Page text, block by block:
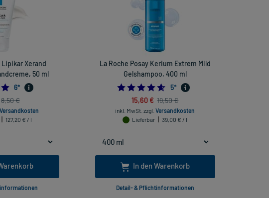
Lipikar Xerand
50 ml
5.0
6*
8,50 €
Versandkosten
127,20 € / l
La Roche Posay Kerium Extrem Mild
Gelshampoo, 400 ml
4.6
5*
15,60 € 19,50 €
inkl. MwSt. zzgl.Versandkosten
Lieferbar
39,00 € / l
In den Warenkorb
Detail- & Pflichtinformationen